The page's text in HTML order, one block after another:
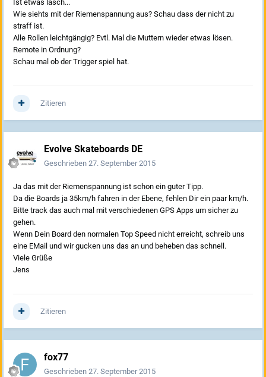
Ist etwas lasch...
Wie siehts mit der Riemenspannung aus? Schau dass der nicht zu
straff ist.
Alle Rollen leichtgängig? Evtl. Mal die Muttern wieder etwas lösen.
Remote in Ordnung?
Schau mal ob der Trigger spiel hat.
Zitieren
Evolve Skateboards DE
Geschrieben 27. September 2015
Ja das mit der Riemenspannung ist schon ein guter Tipp.
Da die Boards ja 35km/h fahren in der Ebene, fehlen Dir ein paar km/h.
Bitte track das auch mal mit verschiedenen GPS Apps um sicher zu
gehen.
Wenn Dein Board den normalen Top Speed nicht erreicht, schreib uns
eine EMail und wir gucken uns das an und beheben das schnell.
Viele Grüße
Jens
Zitieren
fox77
Geschrieben 27. September 2015